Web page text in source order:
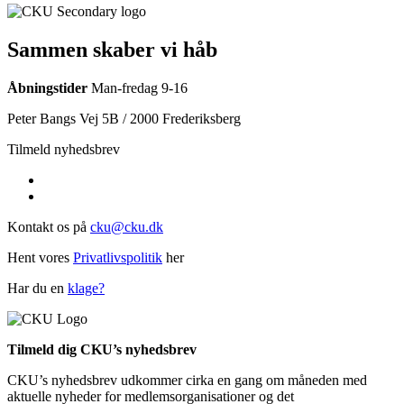
Sammen skaber vi håb
Åbningstider Man-fredag 9-16
Peter Bangs Vej 5B / 2000 Frederiksberg
Tilmeld nyhedsbrev
Kontakt os på cku@cku.dk
Hent vores Privatlivspolitik her
Har du en klage?
Tilmeld dig CKU’s nyhedsbrev
CKU’s nyhedsbrev udkommer cirka en gang om måneden med
aktuelle nyheder for medlemsorganisationer og det